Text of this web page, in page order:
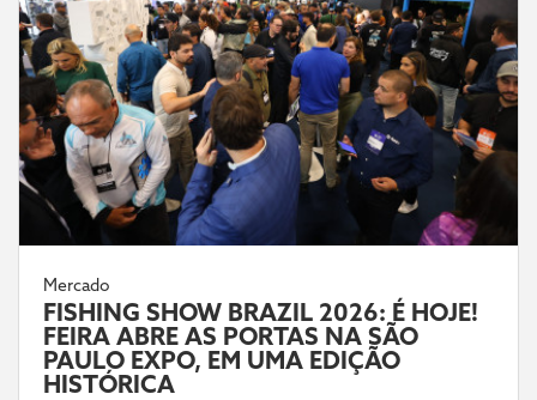
Mercado
FISHING SHOW BRAZIL 2026: É HOJE!
FEIRA ABRE AS PORTAS NA SÃO
PAULO EXPO, EM UMA EDIÇÃO
HISTÓRICA